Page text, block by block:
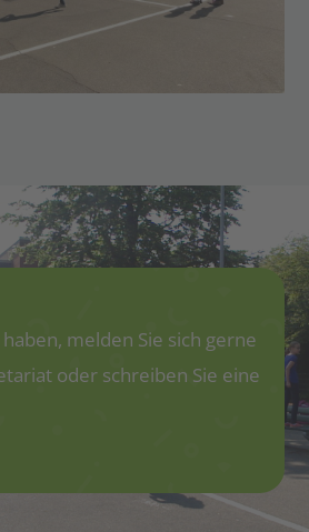
melden Sie sich gerne
oder schreiben Sie eine